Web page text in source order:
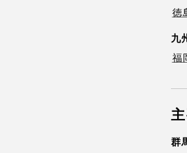
徳
九
福
群